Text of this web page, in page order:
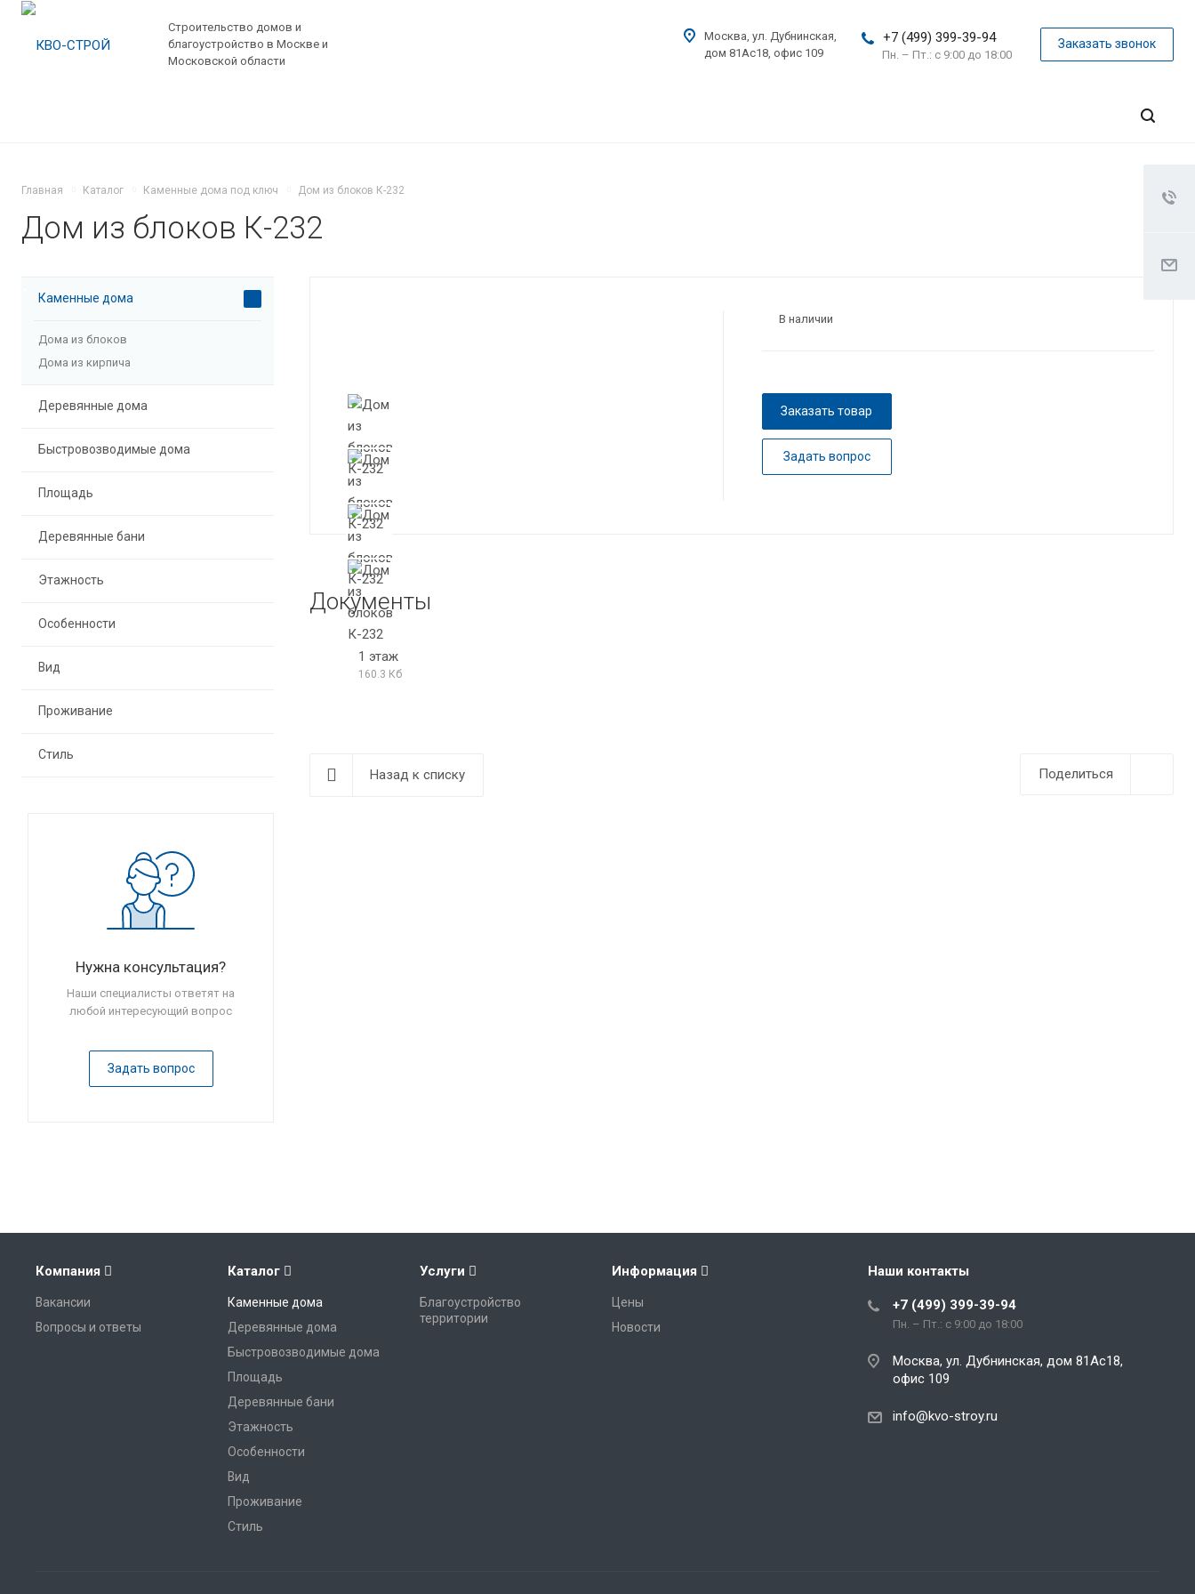
Строительство домов и
благоустройство в Москве и
Московской области
+7 (499) 399-39-94
Пн. – Пт.: с 9:00 до 18:00
Заказать звонок
Москва, ул. Дубнинская,
дом 81Ас18, офис 109
Главная Каталог Каменные дома под ключ Дом из блоков К-232
Дом из блоков К-232
В наличии
Заказать товар
Задать вопрос
Документы
1 этаж
160.3 Кб
Поделиться
Назад к списку
Каменные дома
Дома из блоков
Дома из кирпича
Деревянные дома
Быстровозводимые дома
Площадь
Деревянные бани
Этажность
Особенности
Вид
Проживание
Стиль
Нужна консультация?
Наши специалисты ответят на
любой интересующий вопрос
Задать вопрос
Компания
Вакансии
Вопросы и ответы
Каталог
Каменные дома
Деревянные дома
Быстровозводимые дома
Площадь
Деревянные бани
Этажность
Особенности
Вид
Проживание
Стиль
Услуги
Благоустройство
территории
Информация
Цены
Новости
Наши контакты
+7 (499) 399-39-94
Пн. – Пт.: с 9:00 до 18:00
Москва, ул. Дубнинская, дом 81Ас18,
офис 109
info@kvo-stroy.ru